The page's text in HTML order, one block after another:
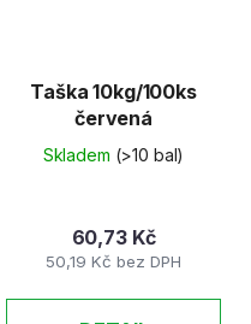
Taška 10kg/100ks
červená
Skladem (>10 bal)
50,19 Kč bez DPH
60,73 Kč